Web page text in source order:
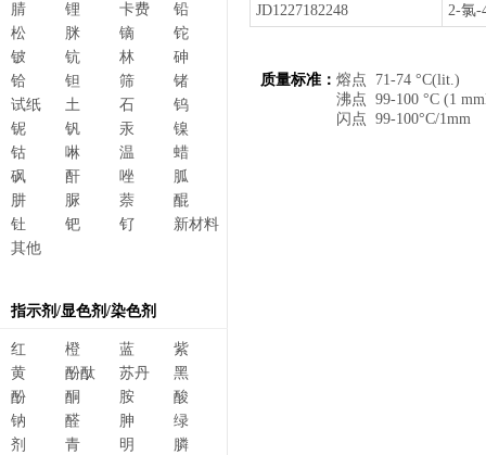
腈
锂 卡费
铅
松
脒 镝
铊
铍
钪 林
砷
铪
钽 筛
锗
试纸
土 石
钨
铌
钒 汞
镍
钴
啉 温
蜡
砜
酐 唑
胍
肼
脲 萘
醌
钍
钯 钌
新材料
其他
指示剂/显色剂/染色剂
红 橙 蓝
紫
黄
酚酞 苏丹
黑
酚
酮 胺
酸
钠
醛 胂
绿
剂
青 明
膦
JD1227182248
2-氯-
质量标准： 熔点 71-74 °C(lit.)
沸点 99-100 °C (1
闪点 99-100°C/1mm